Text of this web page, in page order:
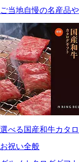
ご当地自慢の名産品
選べる国産和牛カタ
お祝い全般